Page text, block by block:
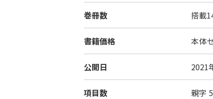
巻冊数 搭載
書籍価格 本体
公開日 2021
項目数 親字